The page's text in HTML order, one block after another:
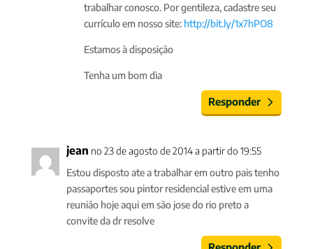
trabalhar conosco. Por gentileza, cadastre seu
currículo em nosso site: http://bit.ly/1x7hPO8
Estamos à disposição
Tenha um bom dia
Responder
jean no 23 de agosto de 2014 a partir do 19:55
Estou disposto ate a trabalhar em outro pais tenho
passaportes sou pintor residencial estive em uma
reunião hoje aqui em são jose do rio preto a
convite da dr resolve